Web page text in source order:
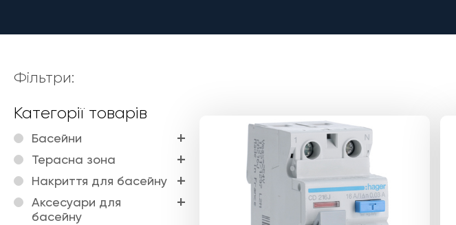
Фільтри:
Категорії товарів
Басейни
Терасна зона
Накриття для басейну
Аксесуари для
басейну